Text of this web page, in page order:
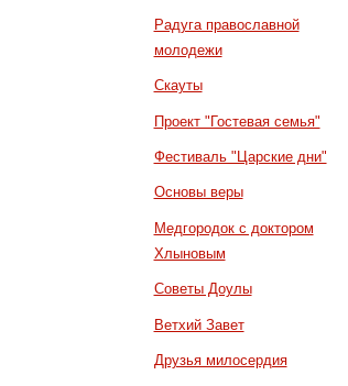
Радуга православной
молодежи
Скауты
Проект "Гостевая семья"
Фестиваль "Царские дни"
Основы веры
Медгородок с доктором
Хлыновым
Советы Доулы
Ветхий Завет
Друзья милосердия